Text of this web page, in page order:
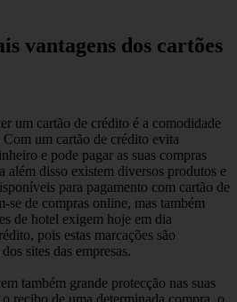
vantagens dos cartões
um cartão de crédito é a comodidade
um cartão de crédito evita
e pode pagar as suas compras
além disso existem diversos produtos e
para pagamento com cartão de
se de compras online, mas também
de hotel exigem hoje em dia
pois estas marcações são
sites das empresas.
também grande protecção nas suas
recibo de uma determinada compra, o